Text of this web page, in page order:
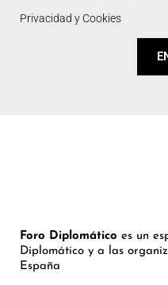
Privacidad y Cookies
Foro Diplomático es un
Diplomático y a las
España